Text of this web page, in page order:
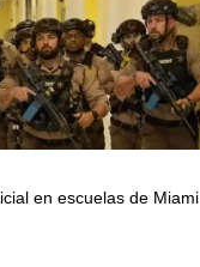
en escuelas de Miami